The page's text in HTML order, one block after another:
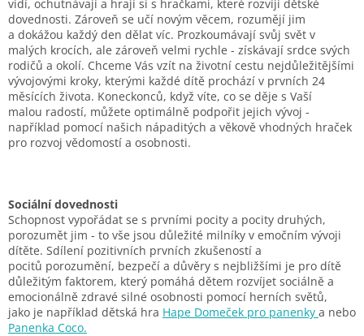
vidí, ochutnávají a hrají si s hračkami, které rozvíjí dětské
dovednosti. Zároveň se učí novým věcem, rozumějí jim
a dokážou každý den dělat víc. Prozkoumávají svůj svět v
malých krocích, ale zároveň velmi rychle - získávají srdce svých
rodičů a okolí. Chceme Vás vzít na životní cestu nejdůležitějšími
vývojovými kroky, kterými každé dítě prochází v prvních 24
měsících života. Koneckonců, když víte, co se děje s Vaší
malou radostí, můžete optimálně podpořit jejich vývoj -
například pomocí našich nápaditých a věkově vhodných hraček
pro rozvoj vědomostí a osobnosti.
Sociální dovednosti
Schopnost vypořádat se s prvními pocity a pocity druhých,
porozumět jim - to vše jsou důležité milníky v emočním vývoji
dítěte. Sdílení pozitivních prvních zkušeností a
pocitů porozumění, bezpečí a důvěry s nejbližšími je pro dítě
důležitým faktorem, který pomáhá dětem rozvíjet sociálně a
emocionálně zdravé silné osobnosti pomocí herních světů,
jako je například dětská hra Hape Domeček pro panenky a nebo
Panenka Coco.